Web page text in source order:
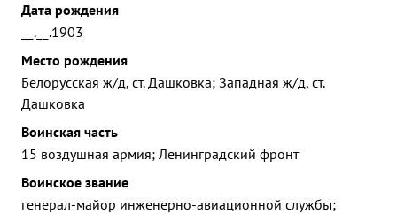
Дата рождения
__.__.1903
Место рождения
Белорусская ж/д, ст. Дашковка; Западная ж/д, ст.
Дашковка
Воинская часть
15 воздушная армия; Ленинградский фронт
Воинское звание
генерал-майор инженерно-авиационной службы;